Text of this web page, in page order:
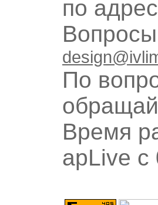
по
По
Время
apLive c